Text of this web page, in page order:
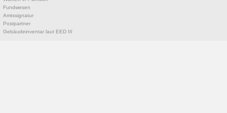
Fundwesen
Amtssignatur
Postpartner
Gebäudeinventar laut EED III